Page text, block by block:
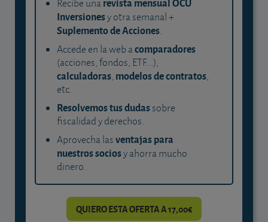
Recibe una
Inversionesy otra semanal +
Suplemento de Acciones.
Accede en la web acomparadores
(acciones, fondos, ETF...),
calculadoras, modelos de contratos,
etc.
Resolvemos tus dudassobre
fiscalidad y derechos.
Aprovecha lasventajas para
nuestros sociosy ahorra mucho
dinero.
QUIERO ESTA OFERTA A 17,00€